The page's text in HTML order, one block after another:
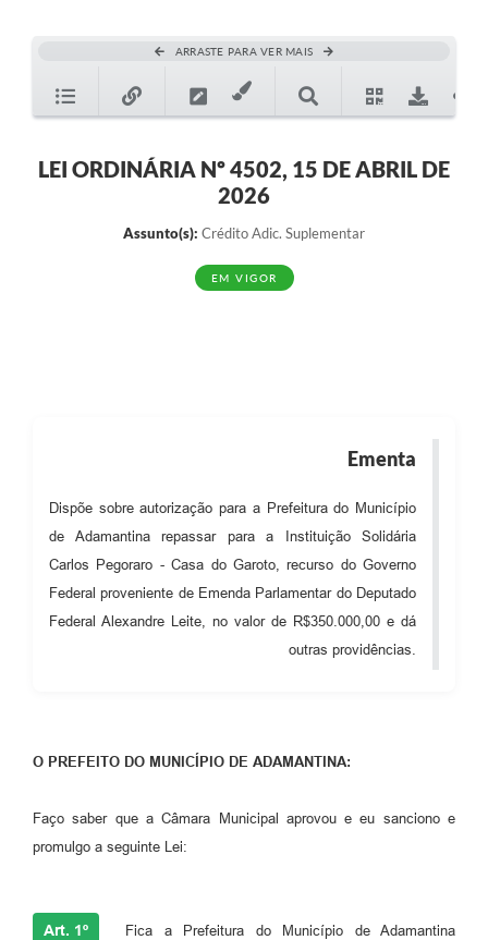
Arquivos para Download
SOLICITAÇÕES PRESENCIAIS (SIC-FÍSICO)
Sistemas
Projetos
Agenda
ARRASTE PARA VER MAIS
LEI ORDINÁRIA Nº 4502, 15 DE ABRIL DE
2026
Assunto(s): Crédito Adic. Suplementar
EM VIGOR
Ementa
Dispõe sobre autorização para a Prefeitura do Município
de Adamantina repassar para a Instituição Solidária
Carlos Pegoraro - Casa do Garoto, recurso do Governo
Federal proveniente de Emenda Parlamentar do Deputado
Federal Alexandre Leite, no valor de R$350.000,00 e dá
outras providências.
O PREFEITO DO MUNICÍPIO DE ADAMANTINA:
Faço saber que a Câmara Municipal aprovou e eu sanciono e
promulgo a seguinte Lei:
Art. 1º Fica a Prefeitura do Município de Adamantina